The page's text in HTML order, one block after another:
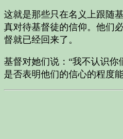
这就是那些只在名义上跟随
真对待基督徒的信仰。他们
督就已经回来了。
基督对她们说：“我不认识你
是否表明他们的信心的程度